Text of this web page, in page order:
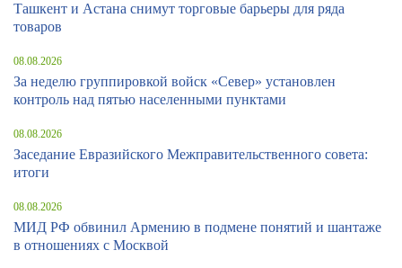
Ташкент и Астана снимут торговые барьеры для ряда
товаров
08.08.2026
За неделю группировкой войск «Север» установлен
контроль над пятью населенными пунктами
08.08.2026
Заседание Евразийского Межправительственного совета:
итоги
08.08.2026
МИД РФ обвинил Армению в подмене понятий и шантаже
в отношениях с Москвой